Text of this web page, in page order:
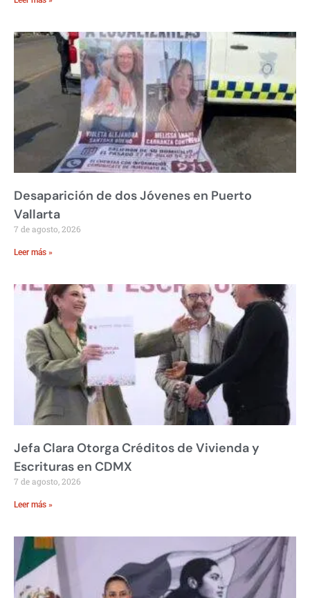
Desaparición de dos Jóvenes en Puerto
Vallarta
7 de agosto, 2026
Leer más »
Jefa Clara Otorga Créditos de Vivienda y
Escrituras en CDMX
7 de agosto, 2026
Leer más »